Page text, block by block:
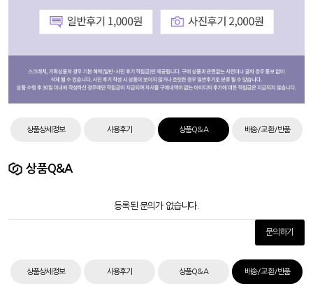
상품상세정보 사용후기 상품Q&A 배송/교환/반품
상품Q&A
등록된 문의가 없습니다.
문의하기
상품상세정보 사용후기 상품Q&A 배송/교환/반품